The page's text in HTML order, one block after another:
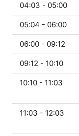
04:03 - 05:00
05:04 - 06:00
06:00 - 09:12
09:12 - 10:10
10:10 - 11:03
11:03 - 12:03